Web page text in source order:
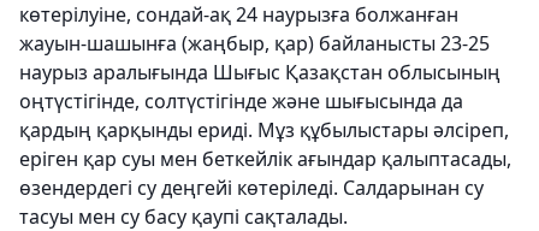
көтерілуіне, сондай-ақ 24 наурызға болжанған
жауын-шашынға (жаңбыр, қар) байланысты 23-25
наурыз аралығында Шығыс Қазақстан облысының
оңтүстігінде, солтүстігінде және шығысында да
қардың қарқынды ериді. Мұз құбылыстары әлсіреп,
еріген қар суы мен беткейлік ағындар қалыптасады,
өзендердегі су деңгейі көтеріледі. Салдарынан су
тасуы мен су басу қаупі сақталады.